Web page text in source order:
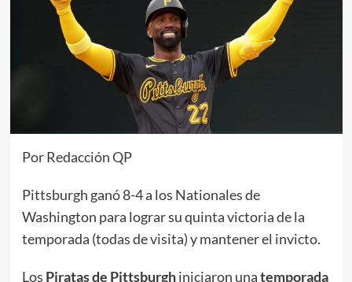
Por Redacción QP
Pittsburgh ganó 8-4 a los Nationales de
Washington para lograr su quinta victoria de la
temporada (todas de visita) y mantener el invicto.
Los Piratas de Pittsburghiniciaron unatemporada